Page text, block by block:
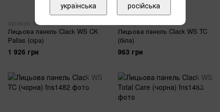
Артикул: fns1480
Лицьова панель Clack WS CK
Pallas (сіра)
1 926 грн
Лицьова панель Clack WS TC
(біла)
963 грн
українська російська